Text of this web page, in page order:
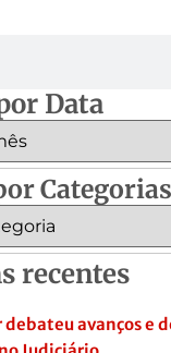
Data
Categorias
recentes
debateu avanços e